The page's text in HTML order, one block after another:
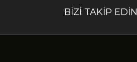
BİZİ TAKİP EDİN